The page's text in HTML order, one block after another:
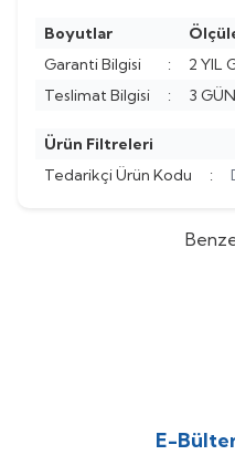
Boyutlar
Garanti Bilgisi
:
2 YIL
Teslimat Bilgisi
: 3
Ürün Filtreleri
Tedarikçi Ürün Kodu
:
E-